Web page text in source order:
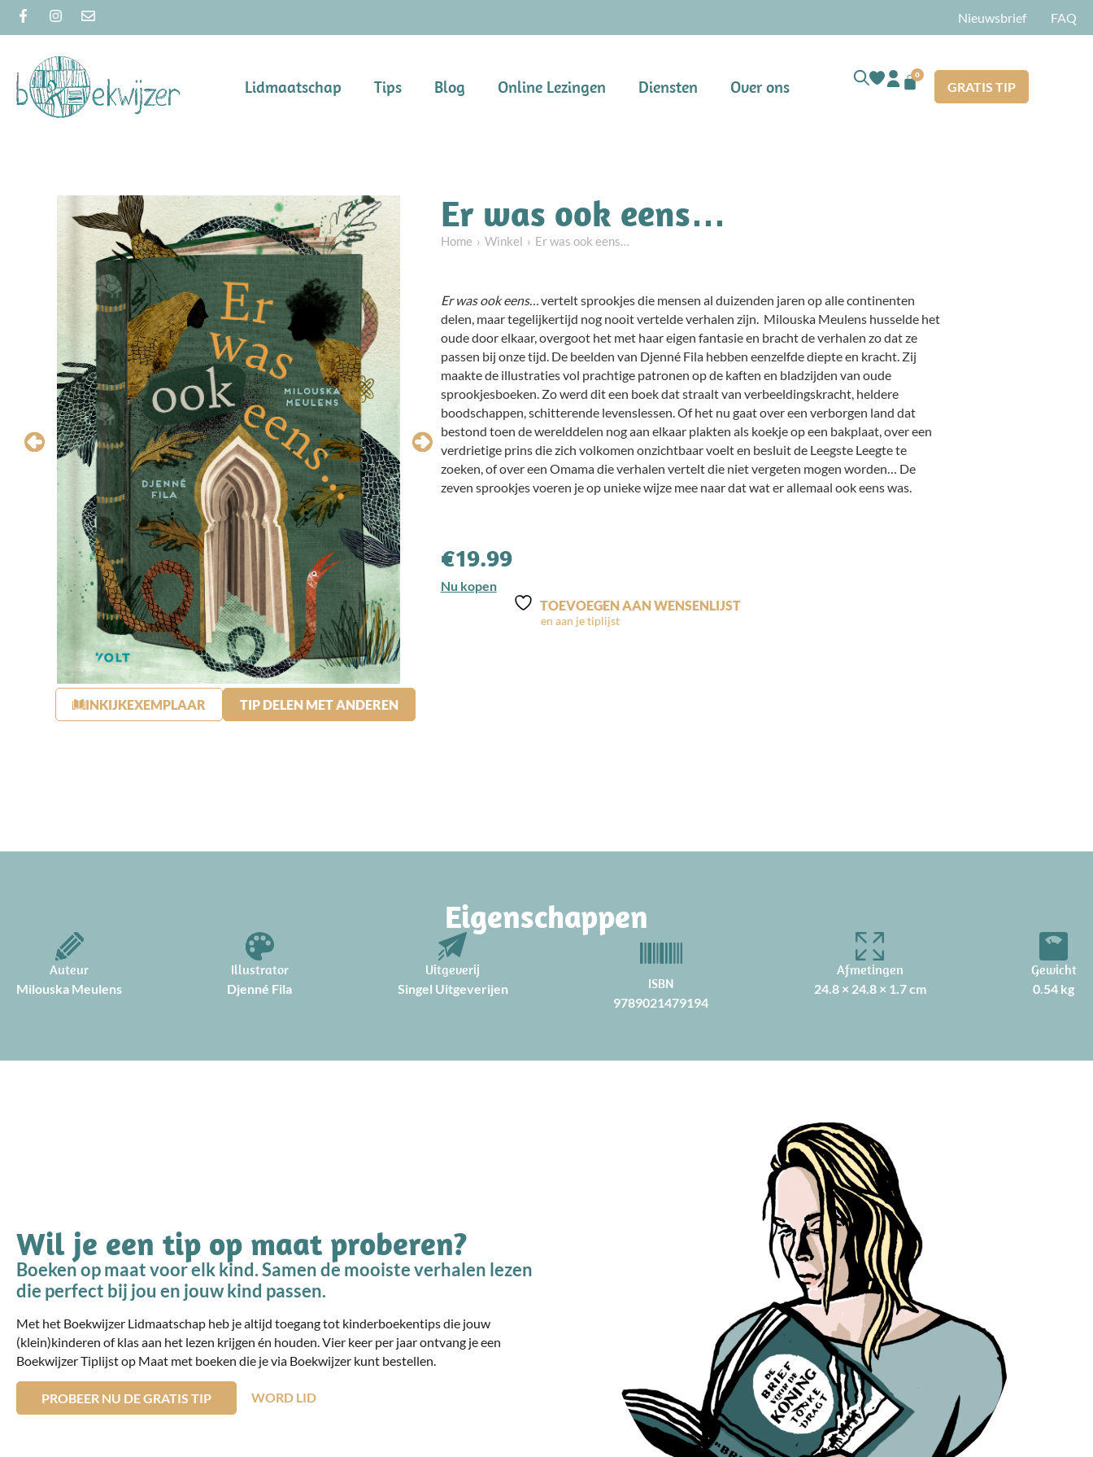
Nieuwsbrief FAQ
Lidmaatschap Tips Blog Online Lezingen Diensten Over ons
0
GRATIS TIP
INKIJKEXEMPLAAR TIP DELEN MET ANDEREN
Er was ook eens…
Home Winkel Er was ook eens…
Er was ook eens…vertelt sprookjes die mensen al duizenden jaren op alle continenten
delen, maar tegelijkertijd nog nooit vertelde verhalen zijn. Milouska Meulens husselde het
oude door elkaar, overgoot het met haar eigen fantasie en bracht de verhalen zo dat ze
passen bij onze tijd. De beelden van Djenné Fila hebben eenzelfde diepte en kracht. Zij
maakte de illustraties vol prachtige patronen op de kaften en bladzijden van oude
sprookjesboeken. Zo werd dit een boek dat straalt van verbeeldingskracht, heldere
boodschappen, schitterende levenslessen. Of het nu gaat over een verborgen land dat
bestond toen de werelddelen nog aan elkaar plakten als koekje op een bakplaat, over een
verdrietige prins die zich volkomen onzichtbaar voelt en besluit de Leegste Leegte te
zoeken, of over een Omama die verhalen vertelt die niet vergeten mogen worden… De
zeven sprookjes voeren je op unieke wijze mee naar dat wat er allemaal ook eens was.
€19.99
Nu kopen
TOEVOEGEN AAN WENSENLIJST
Eigenschappen
Auteur
Milouska Meulens
Illustrator
Djenné Fila
Uitgeverij
Singel Uitgeverijen ISBN
9789021479194
Afmetingen
24.8 × 24.8 × 1.7 cm
Gewicht
0.54 kg
Wil je een tip op maat proberen?
Boeken op maat voor elk kind. Samen de mooiste verhalen lezen
die perfect bij jou en jouw kind passen.
Met het Boekwijzer Lidmaatschap heb je altijd toegang tot kinderboekentips die jouw
(klein)kinderen of klas aan het lezen krijgen én houden. Vier keer per jaar ontvang je een
Boekwijzer Tiplijst op Maat met boeken die je via Boekwijzer kunt bestellen.
PROBEER NU DE GRATIS TIP WORD LID